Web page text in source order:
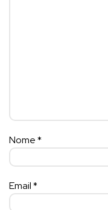
Nome*
Email*